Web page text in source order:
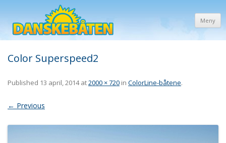
Meny
Color Superspeed2
Published 13 april, 2014at2000 × 720 in ColorLine-båtene.
← Previous